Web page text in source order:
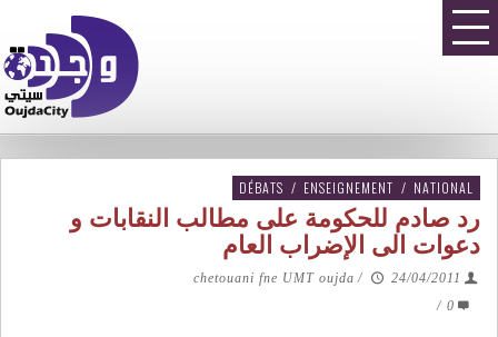
DÉBATS / ENSEIGNEMENT / NATIONAL
رد صادم للحكومة على مطالب النقابات و
دعوات الى الإضراب العام
chetouani fne UMT oujda /
24/04/2011
0
/